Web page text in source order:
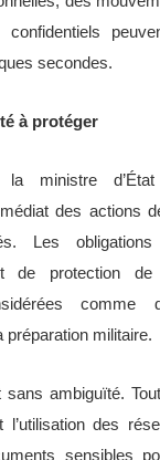
confidentiels
secondes.
à protéger
la ministre
des actions
Les
de protection de
comme
préparation militaire.
ambiguïté.
l’utilisation des
sensibles